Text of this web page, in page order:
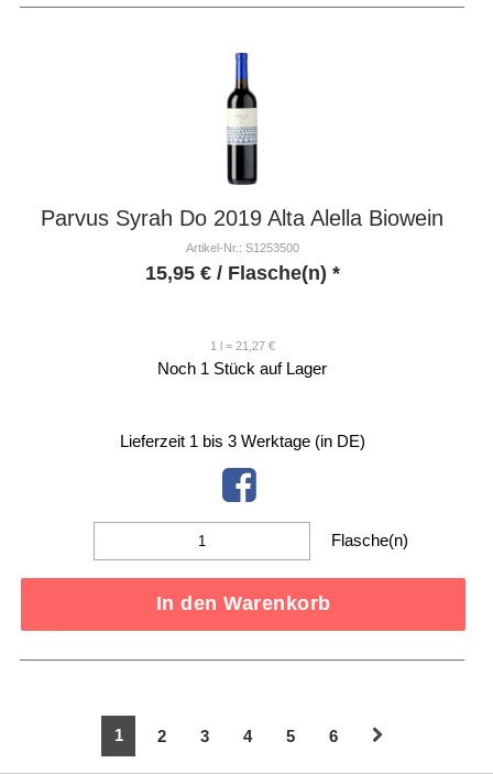
Parvus Syrah Do 2019 Alta Alella Biowein
Artikel-Nr.: S1253500
15,95 €/ Flasche(n) *
1 l = 21,27 €
Noch 1 Stück auf Lager
Lieferzeit 1 bis 3 Werktage (in DE)
Flasche(n)
In den Warenkorb
1 2 3 4 5 6